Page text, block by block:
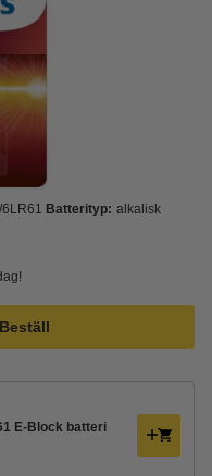
Batterityp: alkalisk
Beställ
E-Block batteri